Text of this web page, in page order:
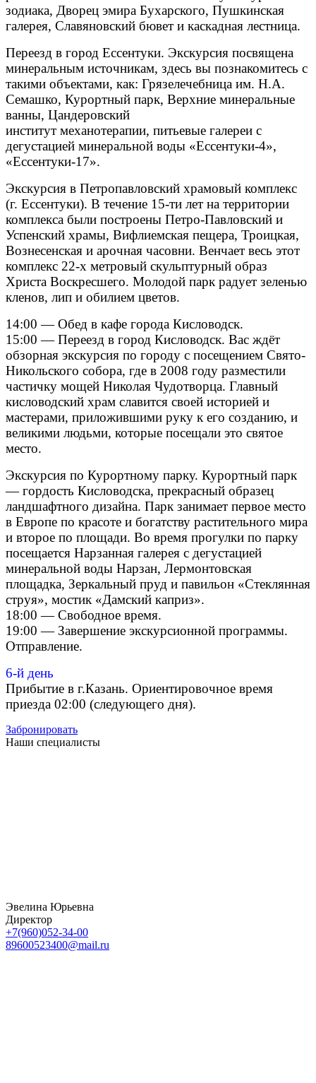
зодиака, Дворец эмира Бухарского, Пушкинская
галерея, Славяновский бювет и каскадная лестница.
Переезд в город Ессентуки. Экскурсия посвящена
минеральным источникам, здесь вы познакомитесь с
такими объектами, как: Грязелечебница им. Н.А.
Семашко, Курортный парк, Верхние минеральные
ванны, Цандеровский
институт механотерапии, питьевые галереи с
дегустацией минеральной воды «Ессентуки-4»,
«Ессентуки-17».
Экскурсия в Петропавловский храмовый комплекс
(г. Ессентуки). В течение 15-ти лет на территории
комплекса были построены Петро-Павловский и
Успенский храмы, Вифлиемская пещера, Троицкая,
Вознесенская и арочная часовни. Венчает весь этот
комплекс 22-х метровый скульптурный образ
Христа Воскресшего. Молодой парк радует зеленью
кленов, лип и обилием цветов.
14:00 — Обед в кафе города Кисловодск.
15:00 — Переезд в город Кисловодск. Вас ждёт
обзорная экскурсия по городу с посещением Свято-
Никольского собора, где в 2008 году разместили
частичку мощей Николая Чудотворца. Главный
кисловодский храм славится своей историей и
мастерами, приложившими руку к его созданию, и
великими людьми, которые посещали это святое
место.
Экскурсия по Курортному парку. Курортный парк
— гордость Кисловодска, прекрасный образец
ландшафтного дизайна. Парк занимает первое место
в Европе по красоте и богатству растительного мира
и второе по площади. Во время прогулки по парку
посещается Нарзанная галерея с дегустацией
минеральной воды Нарзан, Лермонтовская
площадка, Зеркальный пруд и павильон «Стеклянная
струя», мостик «Дамский каприз».
18:00 — Свободное время.
19:00 — Завершение экскурсионной программы.
Отправление.
6-й день
Прибытие в г.Казань. Ориентировочное время
приезда 02:00 (следующего дня).
Забронировать
Наши специалисты
Эвелина Юрьевна
Директор
+7(960)052-34-00
89600523400@mail.ru